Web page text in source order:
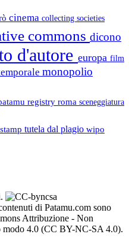
cinema collecting societies
commons dicono
d'autore europa film
monopolio
registry roma sceneggiatura
tutela dal plagio wipo
di Patamu.com sono
Attribuzione - Non
modo 4.0 (CC BY-NC-SA 4.0).